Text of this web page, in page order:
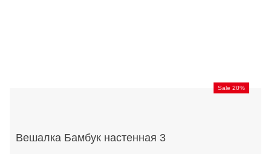
Sale 20%
Вешалка Бамбук настенная 3